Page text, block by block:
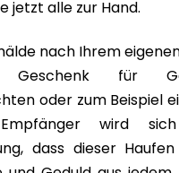
jetzt alle zur Hand.
nach Ihrem
Geschenk für
oder zum Beispiel
wird
dass dieser